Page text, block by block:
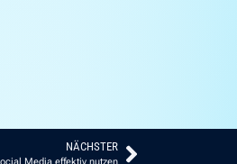
NÄCHSTER